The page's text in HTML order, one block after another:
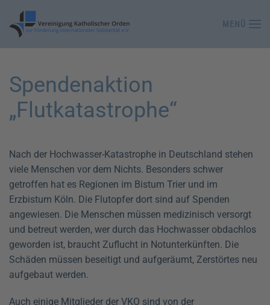
Zum Hauptinhalt springen
MENÜ
Spendenaktion
„Flutkatastrophe“
Nach der Hochwasser-Katastrophe in Deutschland stehen
viele Menschen vor dem Nichts. Besonders schwer
getroffen hat es Regionen im Bistum Trier und im
Erzbistum Köln. Die Flutopfer dort sind auf Spenden
angewiesen. Die Menschen müssen medizinisch versorgt
und betreut werden, wer durch das Hochwasser obdachlos
geworden ist, braucht Zuflucht in Notunterkünften. Die
Schäden müssen beseitigt und aufgeräumt, Zerstörtes neu
aufgebaut werden.
Auch einige Mitglieder der VKO sind von der